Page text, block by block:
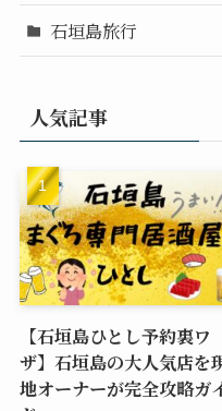
石垣島旅行
人気記事
【石垣島ひとし予約裏ワ
ザ】石垣島の大人気店を
地オーナーが完全攻略ガ